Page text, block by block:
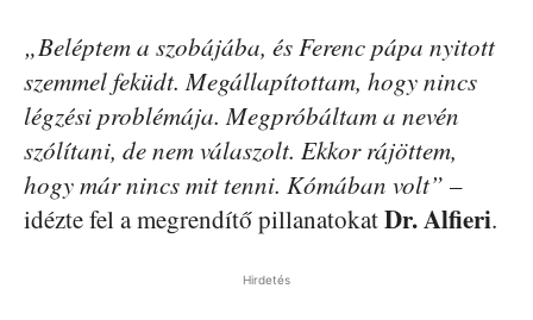
„Beléptem a szobájába, és Ferenc pápa nyitott
szemmel feküdt. Megállapítottam, hogy nincs
légzési problémája. Megpróbáltam a nevén
szólítani, de nem válaszolt. Ekkor rájöttem,
hogy már nincs mit tenni. Kómában volt” –
idézte fel a megrendítő pillanatokatDr. Alfieri.
Hirdetés